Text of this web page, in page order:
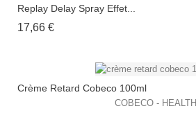
Replay Delay Spray Effet...
17,66 €Prix
Crème Retard Cobeco 100ml
COBECO - HEALTH